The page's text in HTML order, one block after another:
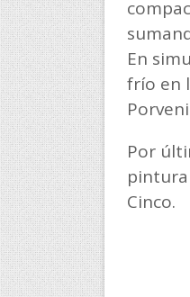
En
frío en
Por
pintura
Cinco.